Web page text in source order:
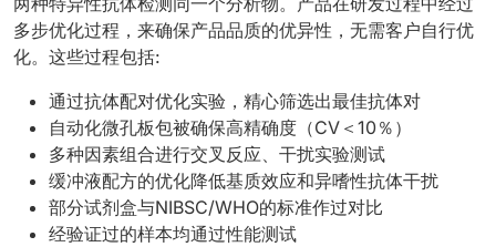
多步优化过程，来确保产品品质的优异性，无需客户自行优
化。这些过程包括:
通过抗体配对优化实验，精心筛选出最佳抗体对
自动化微孔板包被确保高精确度（CV＜10％）
多种因素组合进行交叉反应、干扰实验测试
缓冲液配方的优化降低基质效应和异嗜性抗体干扰
部分试剂盒与NIBSC/WHO的标准作过对比
经验证过的样本均通过性能测试